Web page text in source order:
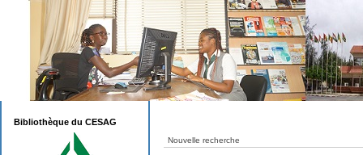
Nouvelle recherche
Bibliothèque du CESAG